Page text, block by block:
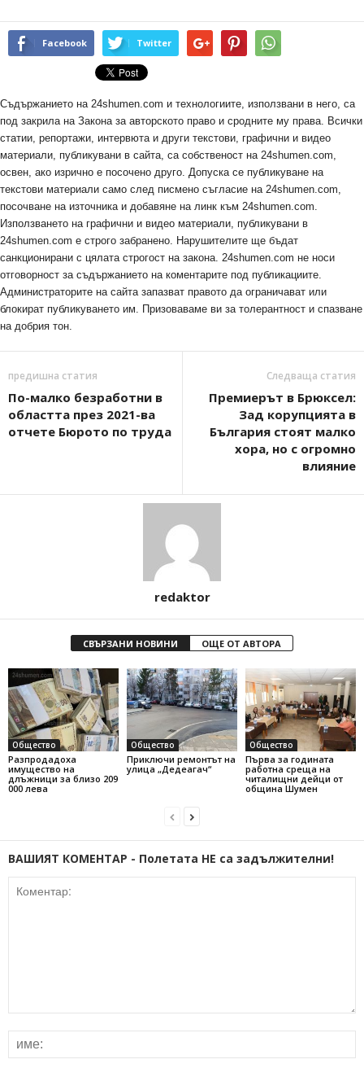
Facebook Twitter
Съдържанието на 24shumen.com и технологиите, използвани в него, са
под закрила на Закона за авторското право и сродните му права. Всички
статии, репортажи, интервюта и други текстови, графични и видео
материали, публикувани в сайта, са собственост на 24shumen.com,
освен, ако изрично е посочено друго. Допуска се публикуване на
текстови материали само след писмено съгласие на 24shumen.com,
посочване на източника и добавяне на линк към 24shumen.com.
Използването на графични и видео материали, публикувани в
24shumen.com е строго забранено. Нарушителите ще бъдат
санкционирани с цялата строгост на закона. 24shumen.com не носи
отговорност за съдържанието на коментарите под публикациите.
Администраторите на сайта запазват правото да ограничават или
блокират публикуването им. Призоваваме ви за толерантност и спазване
на добрия тон.
предишна статия
По-малко безработни в
областта през 2021-ва
отчете Бюрото по труда
Следваща статия
Премиерът в Брюксел:
Зад корупцията в
България стоят малко
хора, но с огромно
влияние
redaktor
СВЪРЗАНИ НОВИНИ ОЩЕ ОТ АВТОРА
Общество
Разпродадоха
имущество на
длъжници за близо 209
000 лева
Общество
Приключи ремонтът на
улица „Дедеагач“
Общество
Първа за годината
работна среща на
читалищни дейци от
община Шумен
ВАШИЯТ КОМЕНТАР - Полетата НЕ са задължителни!